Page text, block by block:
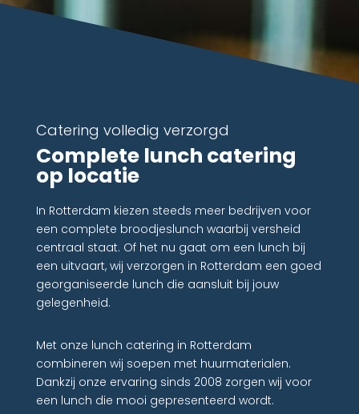
Catering volledig verzorgd
Complete lunch catering
op locatie
In Rotterdam kiezen steeds meer bedrijven voor
een complete broodjeslunch waarbij versheid
centraal staat. Of het nu gaat om een lunch bij
een uitvaart, wij verzorgen in Rotterdam een goed
georganiseerde lunch die aansluit bij jouw
gelegenheid.
Met onze lunch catering in Rotterdam
combineren wij soepen met huurmaterialen.
Dankzij onze ervaring sinds 2008 zorgen wij voor
een lunch die mooi gepresenteerd wordt.